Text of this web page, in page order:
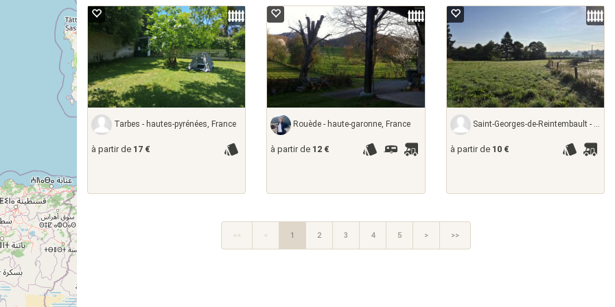
2
3
Tarbes - hautes-pyrénées, France
à partir de 17 €
Rouède - haute-garonne, France
à partir de 12 €
Saint-Georges-de-Reintembault - ille-et-vilaine,
à partir de 10 €
<< < 1 2 3 4 5 > >>